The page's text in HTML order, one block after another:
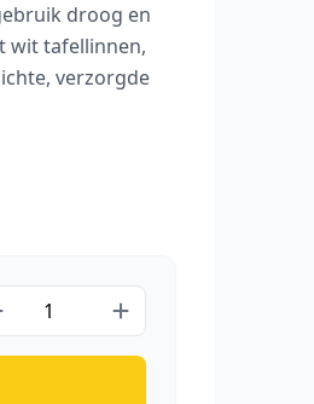
droog en
wit tafellinnen,
verzorgde